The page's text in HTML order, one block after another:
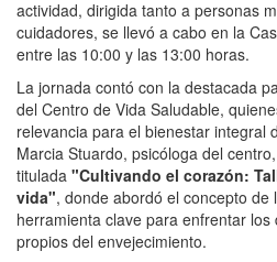
actividad, dirigida tanto a personas
cuidadores, se llevó a cabo en la
entre las 10:00 y las 13:00 horas.
La jornada contó con la destacada
del Centro de Vida Saludable,
relevancia para el bienestar integral
Marcia Stuardo, psicóloga del
titulada "Cultivando el corazón:
vida", donde abordó el concepto
herramienta clave para enfrentar
propios del envejecimiento.